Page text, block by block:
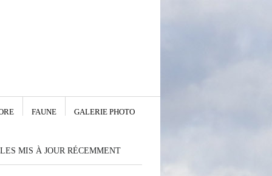
FAUNE GALERIE PHOTO
MIS À JOUR RÉCEMMENT